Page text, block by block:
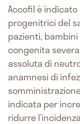
Accofil è
progenitrici del
pazienti,
congenita
assoluta di
anamnesi di
indicata per
ridurre